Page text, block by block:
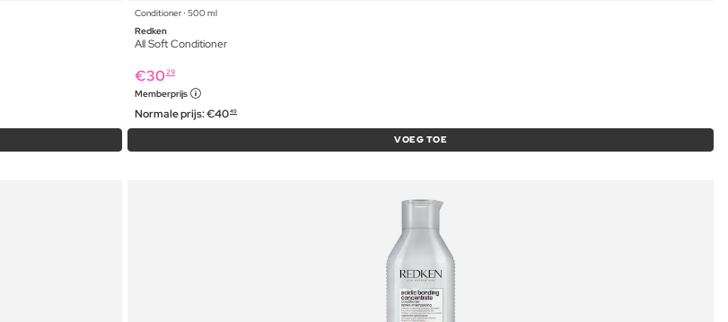
Conditioner ⋅ 500 ml
Redken
All Soft Conditioner
€3029
Memberprijs
Normale prijs:€4049
VOEG TOE